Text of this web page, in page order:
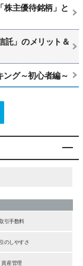
主優待銘柄」と
託」のメリット＆
グ～初心者編～
引手数料
のしやすさ
資産管理